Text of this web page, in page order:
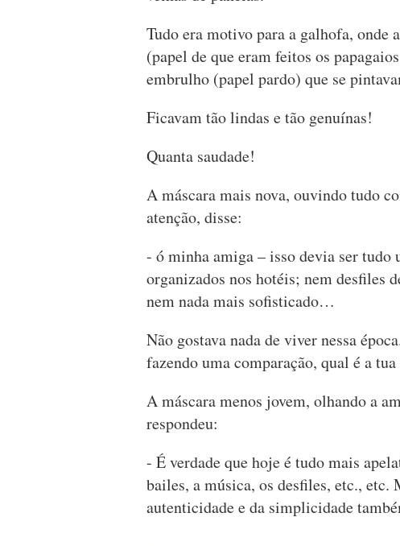
Tudo era motivo para a galhofa, onde
(papel de que eram feitos os
embrulho (papel pardo) que se
Ficavam tão lindas e tão genuínas!
Quanta saudade!
A máscara mais nova, ouvindo tudo
atenção, disse:
- ó minha amiga – isso devia ser tudo
organizados nos hotéis; nem desfiles
nem nada mais sofisticado…
Não gostava nada de viver nessa
fazendo uma comparação, qual é a
A máscara menos jovem, olhando a
respondeu:
- É verdade que hoje é tudo mais
bailes, a música, os desfiles, etc.,
autenticidade e da simplicidade